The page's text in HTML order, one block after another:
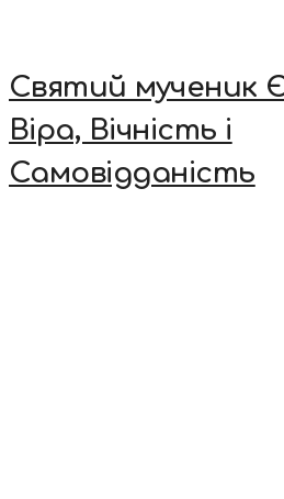
Святий мученик
Віра, Вічність і
Самовідданість